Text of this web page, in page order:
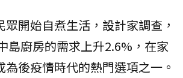
眾開始自煮生活，設計家調查，
島廚房的需求上升2.6%，在家
為後疫情時代的熱門選項之一。